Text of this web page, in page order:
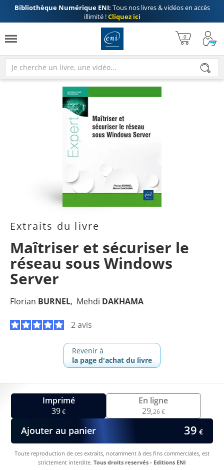
Bibliothèque Numérique ENI: Tous nos livres & vidéos en accès
illimité !Cliquez ici
Extraits du livre
Maîtriser et sécuriser le
réseau sous Windows
Server
Florian BURNEL Mehdi DAKHAMA
2 avis
Revenir à
la page d'achat du livre
Imprimé
39€
En ligne
29,26 €
Ajouter au panier 39 €
Toute reproduction de ces extraits, notamment à des fins commerciales, est
strictement interdite. Tous droits reservés - Editions ENI